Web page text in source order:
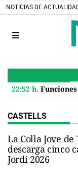
NOTICIAS DE
22:52 h. Funciones
CASTELLS
La Colla Jove
descarga cinco
Jordi 2026